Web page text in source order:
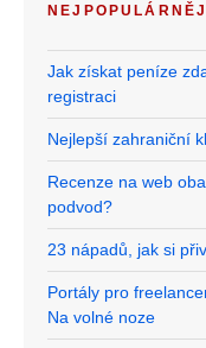
Jak získat peníze
registraci
Nejlepší zahraniční
Recenze na web
podvod?
23 nápadů, jak si
Portály pro
Na volné noze